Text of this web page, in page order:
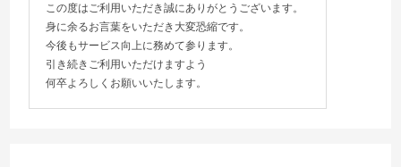
この度はご利用いただき誠にありがとうございます。
身に余るお言葉をいただき大変恐縮です。
今後もサービス向上に務めて参ります。
引き続きご利用いただけますよう
何卒よろしくお願いいたします。